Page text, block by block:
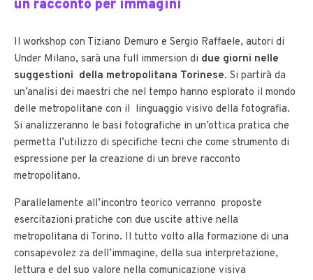
un racconto per immagini
Il workshop con Tiziano Demuro e Sergio Raffaele, autori di
Under Milano, sarà una full immersion di due giorni nelle
suggestioni della metropolitana Torinese. Si partirà da
un’analisi dei maestri che nel tempo hanno esplorato il mondo
delle metropolitane con il linguaggio visivo della fotografia.
Si analizzeranno le basi fotografiche in un’ottica pratica che
permetta l’utilizzo di specifiche tecni che come strumento di
espressione per la creazione di un breve racconto
metropolitano.
Parallelamente all’incontro teorico verranno proposte
esercitazioni pratiche con due uscite attive nella
metropolitana di Torino. Il tutto volto alla formazione di una
consapevolez za dell’immagine, della sua interpretazione,
lettura e del suo valore nella comunicazione visiva